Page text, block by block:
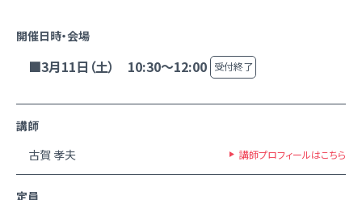
開催日時・会場
■3月11日（土） 10:30～12:00 受付終了
講師
古賀 孝夫
講師プロフィールはこちら
定員